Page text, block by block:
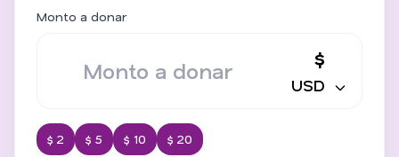
Monto a donar
$
USD
$ 2 $ 5 $ 10 $ 20